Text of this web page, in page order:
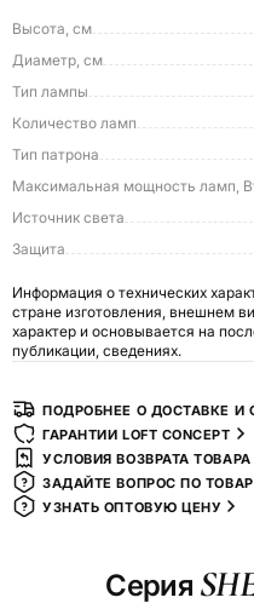
Высота, см
Диаметр, см
Тип лампы
Количество ламп
Тип патрона
Максимальная мощность ламп,
Источник света
Защита
Информация о технических
стране изготовления, внешнем
характер и основывается на
публикации, сведениях.
ПОДРОБНЕЕ О ДОСТАВКЕ И
ГАРАНТИИ LOFT CONCEPT
УСЛОВИЯ ВОЗВРАТА ТОВАРА
ЗАДАЙТЕ ВОПРОС ПО
УЗНАТЬ ОПТОВУЮ ЦЕНУ
Серия